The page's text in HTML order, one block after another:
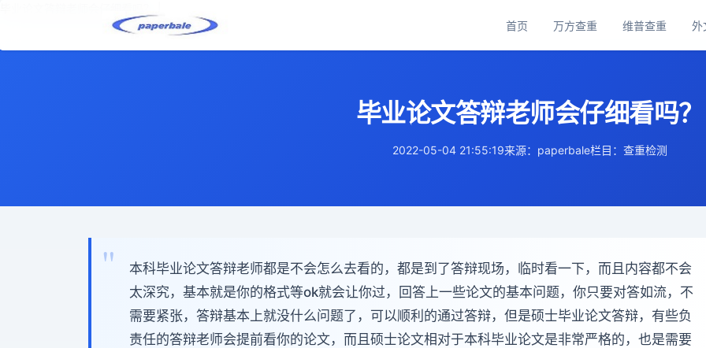
航
首页 万方查重 维普查重 外
毕业论文答辩老师会仔细看吗？
2022-05-04 21:55:19来源：paperbale栏目：查重检测
本科毕业论文答辩老师都是不会怎么去看的，都是到了答辩现场，临时看一下，而且内容都不会
太深究，基本就是你的格式等ok就会让你过，回答上一些论文的基本问题，你只要对答如流，不
需要紧张，答辩基本上就没什么问题了，可以顺利的通过答辩，但是硕士毕业论文答辩，有些负
责任的答辩老师会提前看你的论文，而且硕士论文相对于本科毕业论文是非常严格的，也是需要